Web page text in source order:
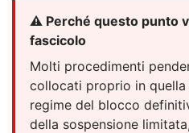
⚠️ Perché questo punto
fascicolo
Molti procedimenti
collocati proprio in
regime del blocco
della sospensione